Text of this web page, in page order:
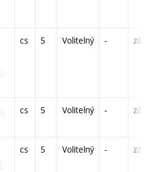
cs 5 Volitelný - zá,zk
cs 5 Volitelný - zá,zk
cs 5 Volitelný - zá,zk